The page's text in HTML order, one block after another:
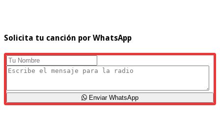
Solicita tu canción por WhatsApp
Enviar WhatsApp